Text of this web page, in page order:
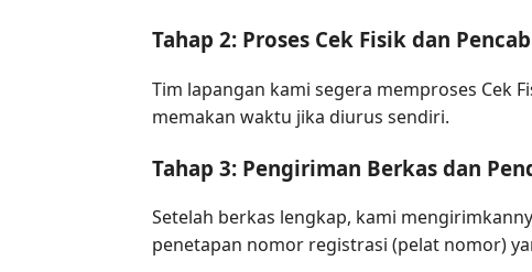
Tahap 2: Proses Cek Fisik dan
Tim lapangan kami segera memproses Cek
memakan waktu jika diurus sendiri.
Tahap 3: Pengiriman Berkas dan
Setelah berkas lengkap, kami
penetapan nomor registrasi (pelat nomor)